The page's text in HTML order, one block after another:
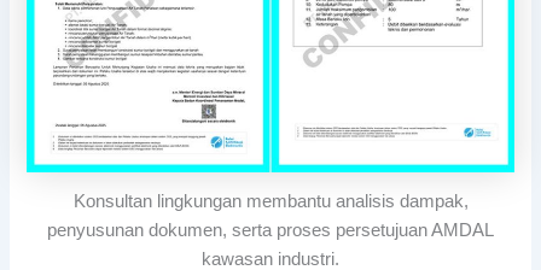
Konsultan lingkungan membantu analisis dampak,
penyusunan dokumen, serta proses persetujuan AMDAL
kawasan industri.